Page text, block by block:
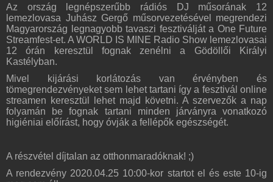
Partnerek
Rádiós partnerek
Rádió beágyazás
Ágyazd be weboldaladba
Online rádió készítés
Készítés lépésről lépésre
Az ország legnépszerűbb rádiós DJ műsorának 12
lemezlovasa Juhász Gergő műsorvezetésével megrendezi
Magyarország legnagyobb tavaszi fesztiválját a One Future
Streamfest-et. A WORLD IS MINE Radio Show lemezlovasai
12 órán keresztül fognak zenélni a Gödöllői Királyi
Kastélyban.
Mivel kijárási korlátozás van érvényben és
tömegrendezvényeket sem lehet tartani így a fesztivál online
streamen keresztül lehet majd követni. A szervezők a nap
folyamán be fognak tartani minden járványra vonatkozó
higiéniai előírást, hogy óvják a fellépők egészségét.
A részvétel díjtalan az otthonmaradóknak! ;)
A rendezvény 2020.04.25 10:00-kor startot el és este 10-ig